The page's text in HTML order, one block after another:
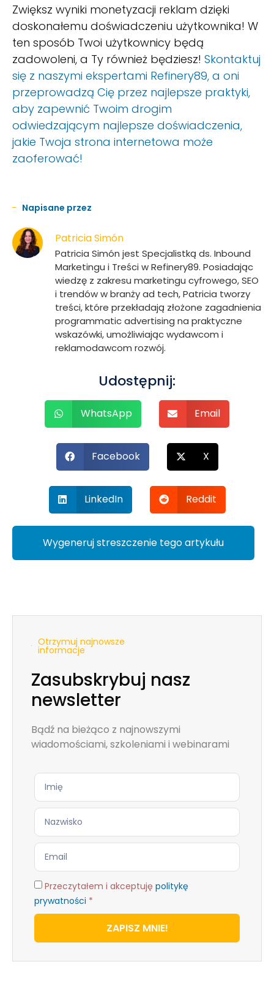
Zwiększ wyniki monetyzacji reklam dzięki
doskonałemu doświadczeniu użytkownika! W
ten sposób Twoi użytkownicy będą
zadowoleni, a Ty również będziesz! Skontaktuj
się z naszymi ekspertami Refinery89, a oni
przeprowadzą Cię przez najlepsze praktyki,
aby zapewnić Twoim drogim
odwiedzającym najlepsze doświadczenia,
jakie Twoja strona internetowa może
zaoferować!
Napisane przez
Patricia Simón
Patricia Simón jest Specjalistką ds. Inbound
Marketingu i Treści w Refinery89. Posiadając
wiedzę z zakresu marketingu cyfrowego, SEO
i trendów w branży ad tech, Patricia tworzy
treści, które przekładają złożone zagadnienia
programmatic advertising na praktyczne
wskazówki, umożliwiając wydawcom i
reklamodawcom rozwój.
Udostępnij:
WhatsApp Email
Facebook X
LinkedIn Reddit
Wygeneruj streszczenie tego artykułu
Otrzymuj najnowsze
informacje
Zasubskrybuj nasz
newsletter
Bądź na bieżąco z najnowszymi
wiadomościami, szkoleniami i webinarami
Przeczytałem i akceptuję politykę
prywatności *
ZAPISZ MNIE!